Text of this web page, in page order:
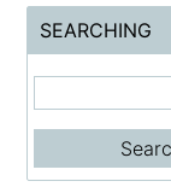
SEARCHING